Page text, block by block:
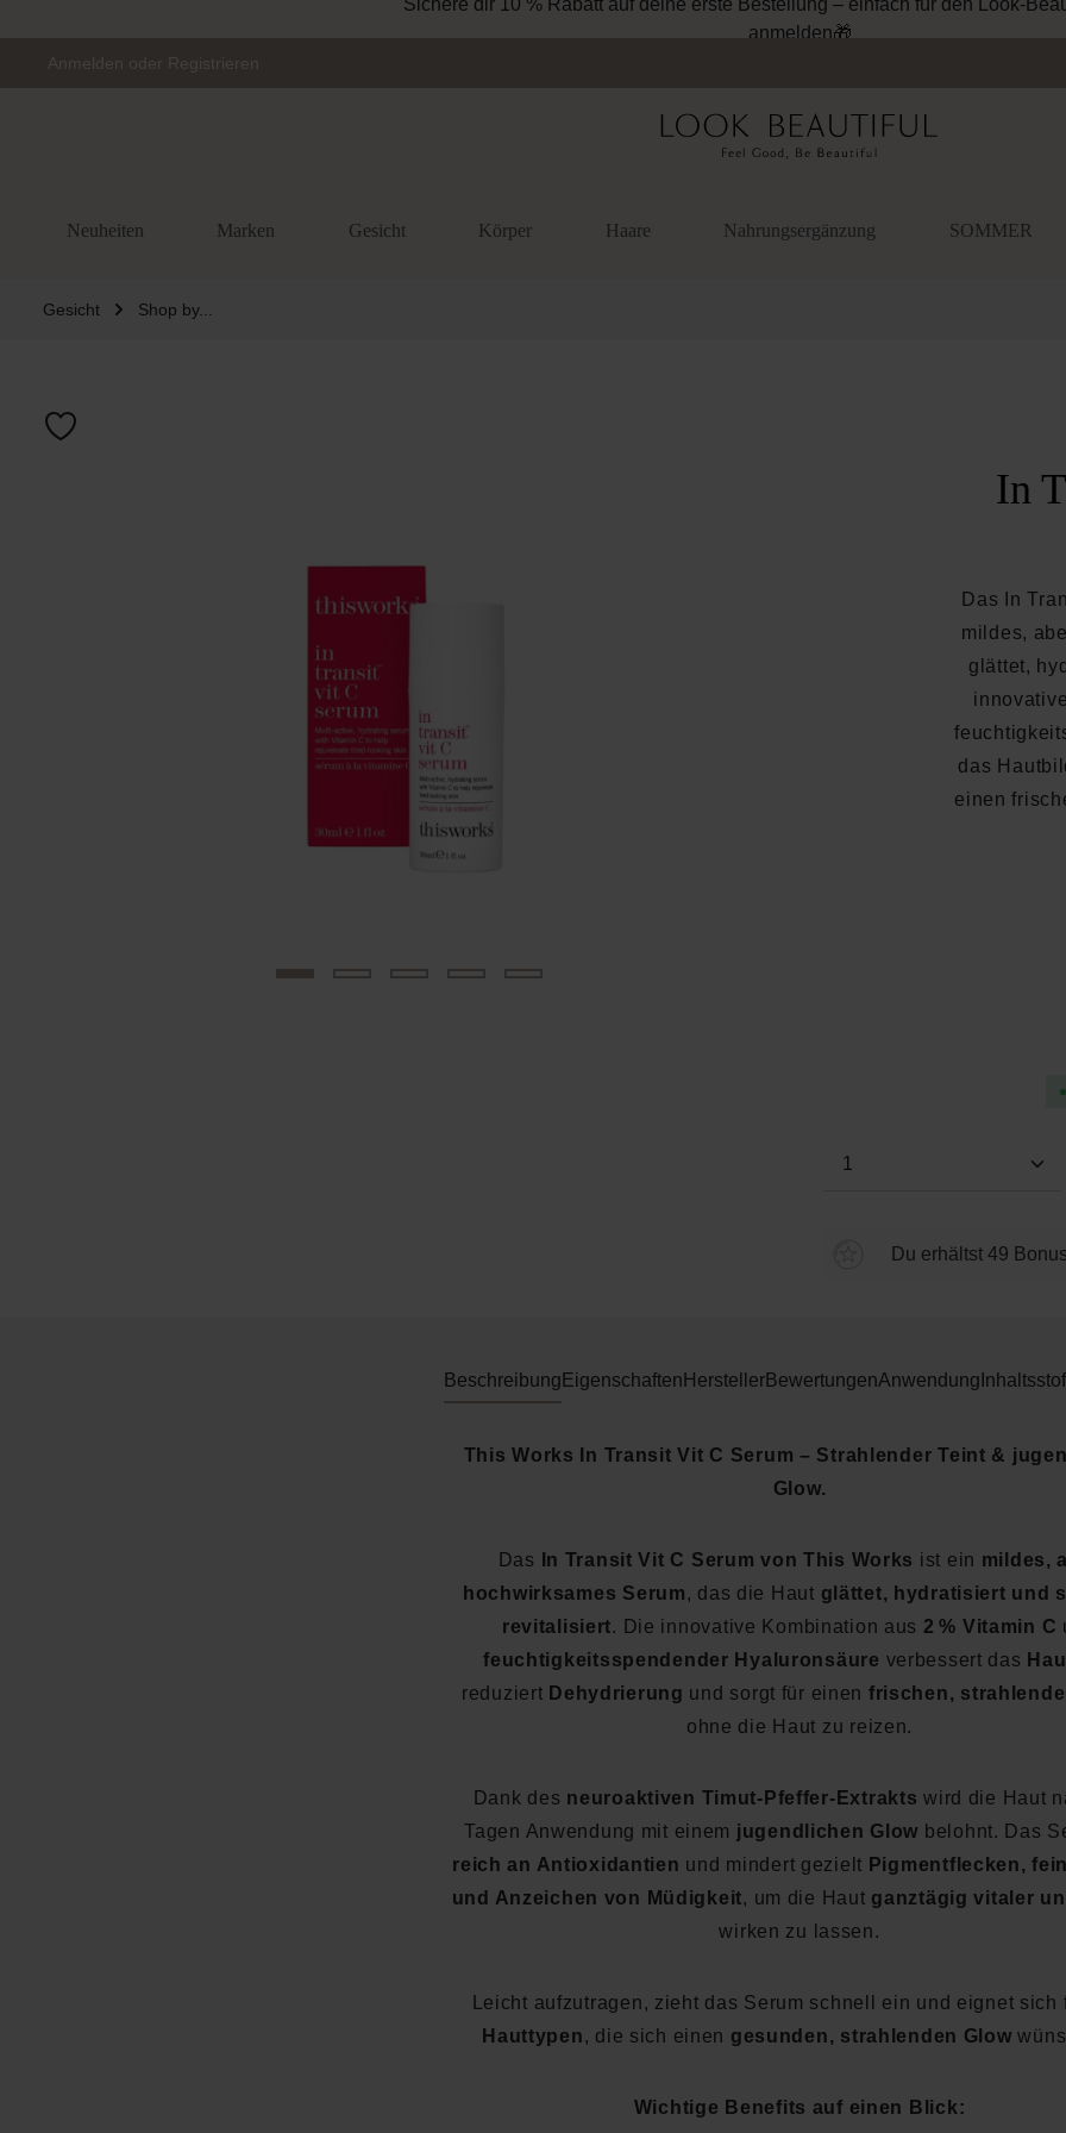
Sichere dir 10 % Rabatt auf deine erste Bestellung – einfach für den Look-
anmelden🎁
Anmelden oder Registrieren
Neuheiten Marken Gesicht Körper Haare Nahrungsergänzung SOMMER
Gesicht Shop by...
In
Das In
mildes,
glättet,
das
einen
Durchschnittliche
Produkt Anzahl:
Du erhältst 49
Beschreibung Eigenschaften HerstellerBewertungenAnwendung
This Works In Transit Vit C Serum – Strahlender Teint &
Glow.
Das In Transit Vit C Serum von This Works ist ein mildes,
hochwirksames Serum, das die Haut glättet, hydratisiert und
revitalisiert. Die innovative Kombination aus 2 % Vitamin C
feuchtigkeitsspendender Hyaluronsäure verbessert das
reduziert Dehydrierung und sorgt für einen frischen,
ohne die Haut zu reizen.
Dank des neuroaktiven Timut-Pfeffer-Extrakts wird die Haut
Tagen Anwendung mit einem jugendlichen Glow belohnt. Das
reich an Antioxidantien und mindert gezielt Pigmentflecken,
und Anzeichen von Müdigkeit, um die Haut ganztägig vitaler
wirken zu lassen.
Leicht aufzutragen, zieht das Serum schnell ein und eignet sich
Hauttypen, die sich einen gesunden, strahlenden Glow
Wichtige Benefits auf einen Blick: